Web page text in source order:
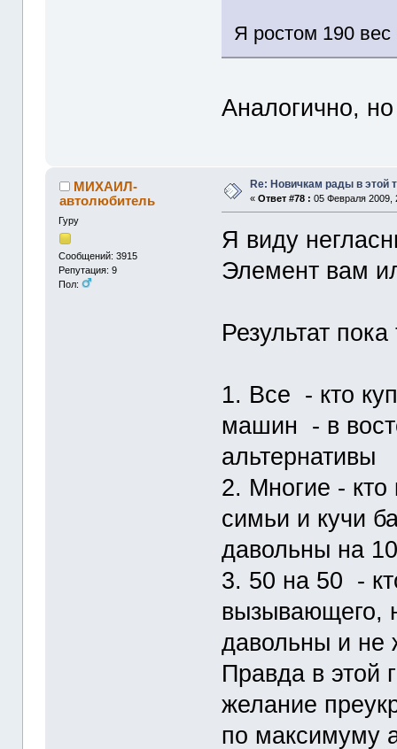
Я ростом 190
Аналогично,
МИХАИЛ-
автолюбитель
Гуру
Сообщений: 3915
Репутация: 9
Пол:
Re: Новичкам рады в этой
«Ответ #78 : 05 Февраля 2009,
Я виду
Элемент вам
Результат пока
1. Все - кто
машин - в
альтернативы
2. Многие - кто
симьи и кучи
давольны на
3. 50 на 50 -
вызывающего,
давольны и не
Правда в этой
желание
по максимуму